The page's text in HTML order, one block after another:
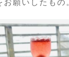
お願いしたも